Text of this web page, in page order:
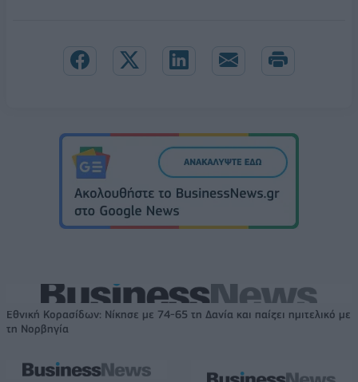
Εθνική Κορασίδων: Νίκησε με 74-65 τη Δανία και παίζει ημιτελικό με
τη Νορβηγία